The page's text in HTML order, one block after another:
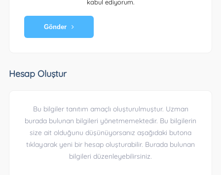
kabul ediyorum.
Gönder
Hesap Oluştur
Bu bilgiler tanıtım amaçlı oluşturulmuştur. Uzman
burada bulunan bilgileri yönetmemektedir. Bu bilgilerin
size ait olduğunu düşünüyorsanız aşağıdaki butona
tıklayarak yeni bir hesap oluşturabilir. Burada bulunan
bilgileri düzenleyebilirsiniz.